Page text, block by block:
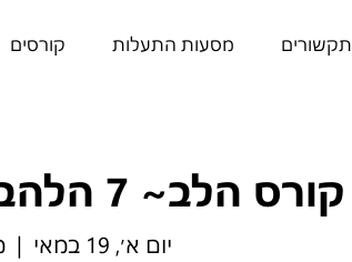
תקשורים מסעות התעלות קורסים
קורס הלב~ 7 הלהבות המקודשות
יום א׳, 19 במאי
  |